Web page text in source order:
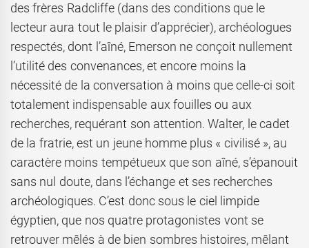
des frères Radcliffe (dans des conditions que le
lecteur aura tout le plaisir d’apprécier), archéologues
respectés, dont l’aîné, Emerson ne conçoit nullement
l’utilité des convenances, et encore moins la
nécessité de la conversation à moins que celle-ci soit
totalement indispensable aux fouilles ou aux
recherches, requérant son attention. Walter, le cadet
de la fratrie, est un jeune homme plus « civilisé », au
caractère moins tempétueux que son aîné, s’épanouit
sans nul doute, dans l’échange et ses recherches
archéologiques. C’est donc sous le ciel limpide
égyptien, que nos quatre protagonistes vont se
retrouver mêlés à de bien sombres histoires, mêlant